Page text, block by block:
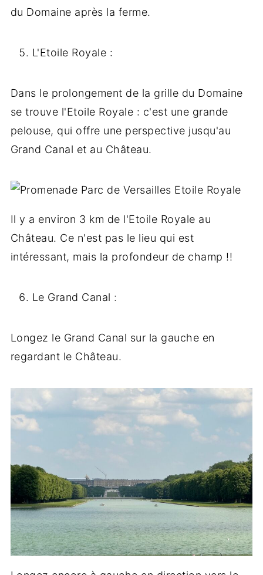
du Domaine après la ferme.
L'Etoile Royale :
Dans le prolongement de la grille du Domaine
se trouve l'Etoile Royale : c'est une grande
pelouse, qui offre une perspective jusqu'au
Grand Canal et au Château.
Il y a environ 3 km de l'Etoile Royale au
Château. Ce n'est pas le lieu qui est
intéressant, mais la profondeur de champ !!
Le Grand Canal :
Longez le Grand Canal sur la gauche en
regardant le Château.